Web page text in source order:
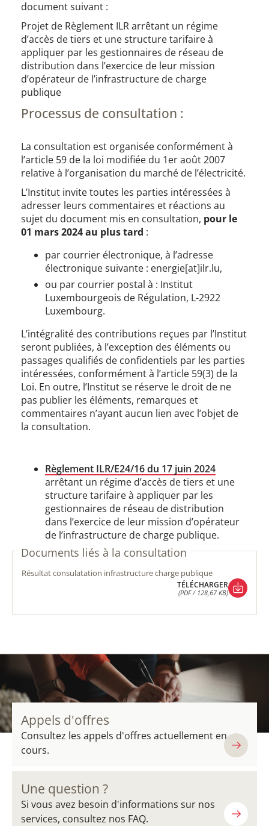
document suivant :
Projet de Règlement ILR arrêtant un régime
d’accès de tiers et une structure tarifaire à
appliquer par les gestionnaires de réseau de
distribution dans l’exercice de leur mission
d’opérateur de l’infrastructure de charge
publique
​Processus de consultation :
La consultation est organisée conformément à
l’article 59 de la loi modifiée du 1er août 2007
relative à l’organisation du marché de l’électricité.
L’Institut invite toutes les parties intéressées à
adresser leurs commentaires et réactions au
sujet du document mis en consultation, pour le
01 mars 2024 au plus tard :
​​par courrier électronique, à l’adresse
électronique suivante : energie[at]ilr.lu,
ou par courrier postal à : Institut
Luxembourgeois de Régulation, L-2922
Luxembourg.
L’intégralité des contributions reçues par l’Institut
seront publiées, à l’exception des éléments ou
passages qualifiés de confidentiels par les parties
intéressées, conformément à l’article 59(3) de la
Loi. En outre, l’Institut se réserve le droit de ne
pas publier les éléments, remarques et
commentaires n’ayant aucun lien avec l’objet de
la consultation.
Règlement ILR/E24/16 du 17 juin 2024
arrêtant un régime d’accès de tiers et une
structure tarifaire à appliquer par les
gestionnaires de réseau de distribution
dans l’exercice de leur mission d’opérateur
de l’infrastructure de charge publique.
Documents liés à la consultation
résultat consulatation infrastructure charge publique
TÉLÉCHARGER
(PDF / 128,67 KB)
Appels d'offres
Consultez les appels d'offres actuellement en
cours.
Une question ?
Si vous avez besoin d'informations sur nos
services, consultez nos FAQ.